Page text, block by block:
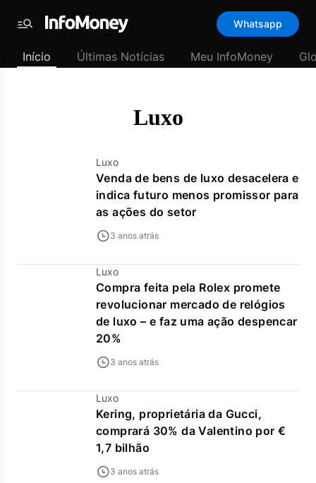
padrão
Últimas
Menu
Whatsapp
Início Últimas Notícias Meu InfoMoney
Luxo
Luxo
Venda de bens de luxo desacelera e
indica futuro menos promissor para
as ações do setor
3 anos atrás
Luxo
Compra feita pela Rolex promete
revolucionar mercado de relógios
de luxo – e faz uma ação despencar
20%
3 anos atrás
Luxo
Kering, proprietária da Gucci,
comprará 30% da Valentino por €
1,7 bilhão
3 anos atrás